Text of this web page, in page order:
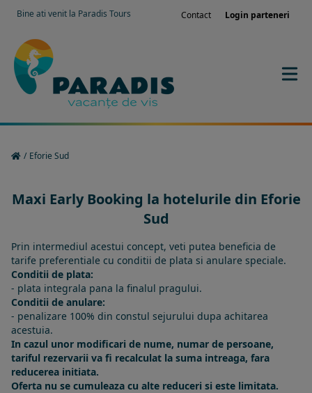
Bine ati venit la Paradis Tours Contact Login parteneri
/ Eforie Sud
Maxi Early Booking la hotelurile din Eforie
Sud
Prin intermediul acestui concept, veti putea beneficia de
tarife preferentiale cu conditii de plata si anulare speciale.
Conditii de plata:
- plata integrala pana la finalul pragului.
Conditii de anulare:
- penalizare 100% din constul sejurului dupa achitarea
acestuia.
In cazul unor modificari de nume, numar de persoane,
tariful rezervarii va fi recalculat la suma intreaga, fara
reducerea initiata.
Oferta nu se cumuleaza cu alte reduceri si este limitata.